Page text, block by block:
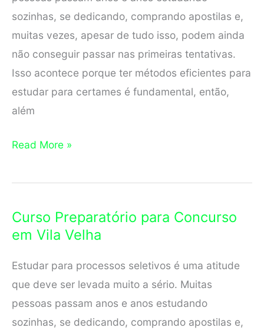
sozinhas, se dedicando, comprando apostilas e,
muitas vezes, apesar de tudo isso, podem ainda
não conseguir passar nas primeiras tentativas.
Isso acontece porque ter métodos eficientes para
estudar para certames é fundamental, então,
além
Curso
para
em
Cariacica
Read More »
Curso Preparatório para Concurso
em Vila Velha
Estudar para processos seletivos é uma atitude
que deve ser levada muito a sério. Muitas
pessoas passam anos e anos estudando
sozinhas, se dedicando, comprando apostilas e,